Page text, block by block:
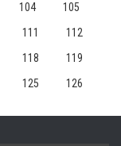
104
105
111
112
118
119
125 126